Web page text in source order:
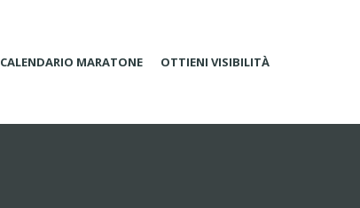
CALENDARIO MARATONE OTTIENI VISIBILITÀ